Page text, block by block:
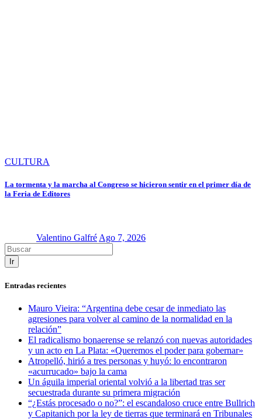
CULTURA
La tormenta y la marcha al Congreso se hicieron sentir en el primer día de
la Feria de Editores
Valentino GalfréAgo 7, 2026
Ir
Entradas recientes
Mauro Vieira: “Argentina debe cesar de inmediato las
agresiones para volver al camino de la normalidad en la
relación”
El radicalismo bonaerense se relanzó con nuevas autoridades
y un acto en La Plata: «Queremos el poder para gobernar»
Atropelló, hirió a tres personas y huyó: lo encontraron
«acurrucado» bajo la cama
Un águila imperial oriental volvió a la libertad tras ser
secuestrada durante su primera migración
“¿Estás procesado o no?”: el escandaloso cruce entre Bullrich
y Capitanich por la ley de tierras que terminará en Tribunales